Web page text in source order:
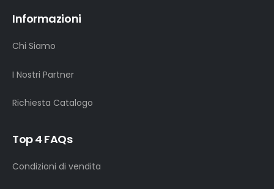
Informazioni
Chi Siamo
I Nostri Partner
Richiesta Catalogo
Top 4 FAQs
Condizioni di vendita